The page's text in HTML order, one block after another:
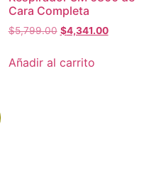
Cara Completa
$5,799.00 $4,341.00
Añadir al carrito